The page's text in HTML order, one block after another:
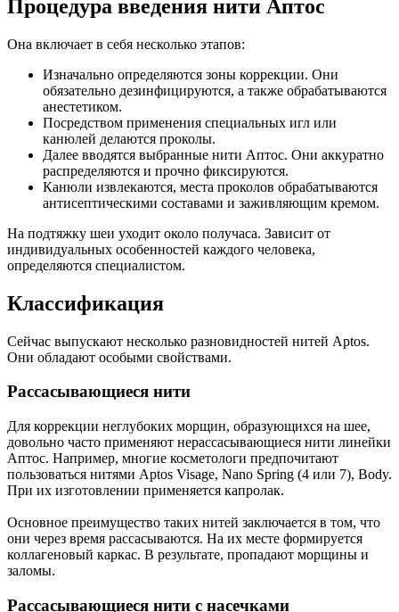
Процедура введения нити Аптос
Она включает в себя несколько этапов:
Изначально определяются зоны коррекции. Они
обязательно дезинфицируются, а также обрабатываются
анестетиком.
Посредством применения специальных игл или
канюлей делаются проколы.
Далее вводятся выбранные нити Аптос. Они аккуратно
распределяются и прочно фиксируются.
Канюли извлекаются, места проколов обрабатываются
антисептическими составами и заживляющим кремом.
На подтяжку шеи уходит около получаса. Зависит от
индивидуальных особенностей каждого человека,
определяются специалистом.
Классификация
Сейчас выпускают несколько разновидностей нитей Aptos.
Они обладают особыми свойствами.
Рассасывающиеся нити
Для коррекции неглубоких морщин, образующихся на шее,
довольно часто применяют нерассасывающиеся нити линейки
Аптос. Например, многие косметологи предпочитают
пользоваться нитями Aptos Visage, Nano Spring (4 или 7), Body.
При их изготовлении применяется капролак.
Основное преимущество таких нитей заключается в том, что
они через время рассасываются. На их месте формируется
коллагеновый каркас. В результате, пропадают морщины и
заломы.
Рассасывающиеся нити с насечками